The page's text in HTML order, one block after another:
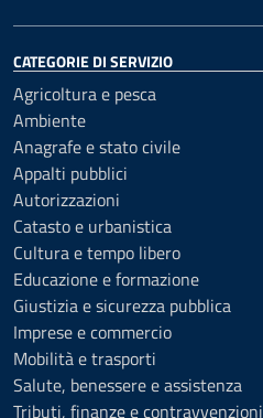
CATEGORIE DI SERVIZIO
Agricoltura e pesca
Ambiente
Anagrafe e stato civile
Appalti pubblici
Autorizzazioni
Catasto e urbanistica
Cultura e tempo libero
Educazione e formazione
Giustizia e sicurezza pubblica
Imprese e commercio
Mobilità e trasporti
Salute, benessere e assistenza
Tributi, finanze e contravvenzioni